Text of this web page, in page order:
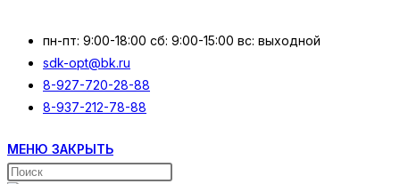
содержимому
пн-пт: 9:00-18:00 сб: 9:00-15:00 вс: выходной
sdk-opt@bk.ru
8-927-720-28-88
8-937-212-78-88
МЕНЮ ЗАКРЫТЬ
Поиск